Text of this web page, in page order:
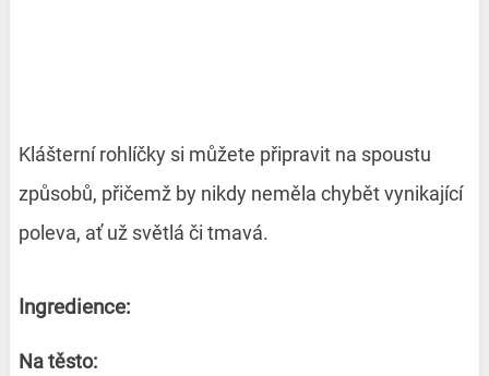
Klášterní rohlíčky si můžete připravit na spoustu
způsobů, přičemž by nikdy neměla chybět vynikající
poleva, ať už světlá či tmavá.
Ingredience:
Na těsto: